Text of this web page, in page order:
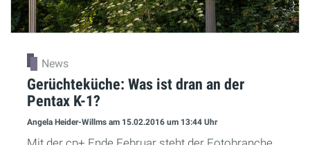
News
Gerüchteküche: Was ist dran an der
Pentax K-1?
Angela Heider-Willms am 15.02.2016 um 13:44 Uhr